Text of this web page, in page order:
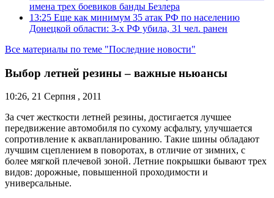
имена трех боевиков банды Безлера
13:25 Еще как минимум 35 атак РФ по населению
Донецкой области: 3-х РФ убила, 31 чел. ранен
Все материалы по теме "Последние новости"
Выбор летней резины – важные ньюансы
10:26, 21 Серпня , 2011
За счет жесткости летней резины, достигается лучшее
передвижение автомобиля по сухому асфальту, улучшается
сопротивление к аквапланированию. Такие шины обладают
лучшим сцеплением в поворотах, в отличие от зимних, с
более мягкой плечевой зоной. Летние покрышки бывают трех
видов: дорожные, повышенной проходимости и
универсальные.